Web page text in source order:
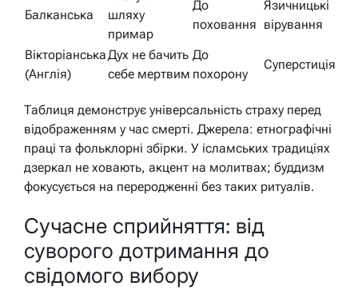
Балканська
шляху
примар
До
поховання
Язичницькі
вірування
Вікторіанська
(Англія)
Дух не бачить
себе мертвим
До
похорону
Суперстиція
Таблиця демонструє універсальність страху перед
відображенням у час смерті. Джерела: етнографічні
праці та фольклорні збірки. У ісламських традиціях
дзеркал не ховають, акцент на молитвах; буддизм
фокусується на переродженні без таких ритуалів.
Сучасне сприйняття: від
суворого дотримання до
свідомого вибору